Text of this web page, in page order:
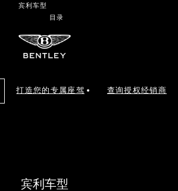
宾利车型
目录
打造您的专属座驾 查询授权经销商
宾利车型